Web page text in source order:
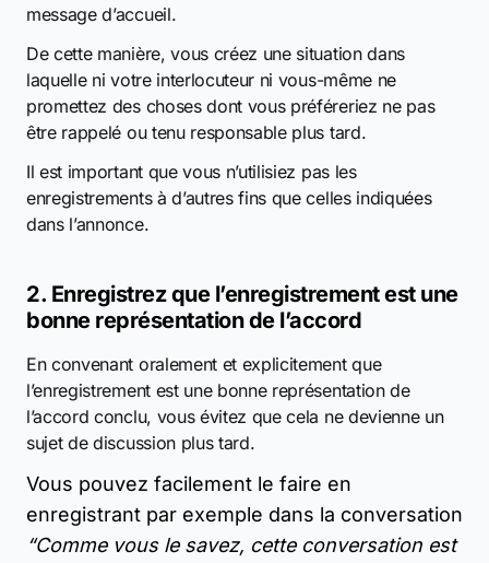
message d’accueil.
De cette manière, vous créez une situation dans
laquelle ni votre interlocuteur ni vous-même ne
promettez des choses dont vous préféreriez ne pas
être rappelé ou tenu responsable plus tard.
Il est important que vous n’utilisiez pas les
enregistrements à d’autres fins que celles indiquées
dans l’annonce.
2. Enregistrez que l’enregistrement est une
bonne représentation de l’accord
En convenant oralement et explicitement que
l’enregistrement est une bonne représentation de
l’accord conclu, vous évitez que cela ne devienne un
sujet de discussion plus tard.
Vous pouvez facilement le faire en
enregistrant par exemple dans la conversation
“Comme vous le savez, cette conversation est